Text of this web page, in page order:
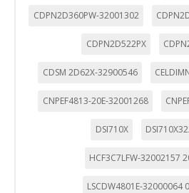
CDPN2D360PW-32001302
CDPN2D522PX
CDSM 2D62X-32900546
CNPEF4813-20E-32001268
DSI710X
HCF3C7LFW-32002157
LSCDW4801E-32000064